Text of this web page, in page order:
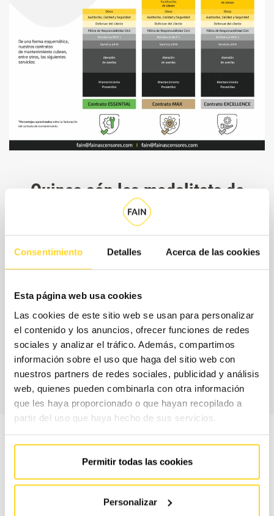
Consentimiento Detalles Acerca de las cookies
Esta página web usa cookies
Las cookies de este sitio web se usan para personalizar
el contenido y los anuncios, ofrecer funciones de redes
sociales y analizar el tráfico. Además, compartimos
información sobre el uso que haga del sitio web con
nuestros partners de redes sociales, publicidad y análisis
web, quienes pueden combinarla con otra información
que les haya proporcionado o que hayan recopilado a
partir del uso que haya hecho de sus servicios.
Permitir todas las cookies
Personalizar
Quines són les modalitats de
contractació?
peces, és a dir, els recanvis que s'inclouen sense cost
addicional al teu contracte, i els horaris de servei.
CONTACTA AMB
NOSALTRES
ESSENTIAL